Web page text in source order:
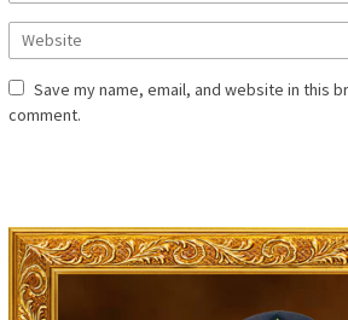
Save my name, email, and website in this
comment.